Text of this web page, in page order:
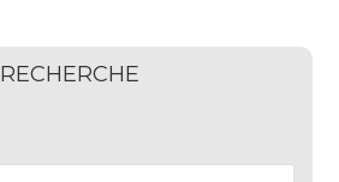
RECHERCHE